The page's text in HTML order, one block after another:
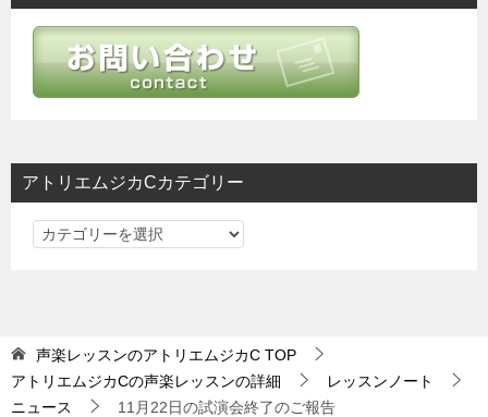
ゲ
アトリエムジカCカテゴリー
ア
ジ
声楽レッスンのアトリエムジカC TOP
アトリエムジカCの声楽レッスンの詳細
レッスンノート
ニュース
11月22日の試演会終了のご報告